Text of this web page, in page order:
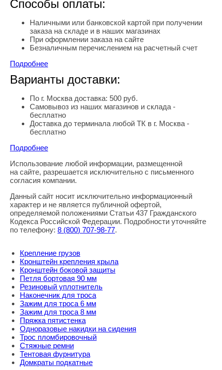
Способы оплаты:
Наличными или банковской картой при получении
заказа на складе и в наших магазинах
При оформлении заказа на сайте
Безналичным перечислением на расчетный счет
Подробнее
Варианты доставки:
По г. Москва доставка: 500 руб.
Самовывоз из наших магазинов и склада -
бесплатно
Доставка до терминала любой ТК в г. Москва -
бесплатно
Подробнее
Правовая информация
Использование любой информации, размещенной
на сайте, разрешается исключительно с письменного
согласия компании.
Данный сайт носит исключительно информационный
характер и не является публичной офертой,
определяемой положениями Статьи 437 Гражданского
Кодекса Российской Федерации. Подробности уточняйте
по телефону: 8 (800) 707-98-77.
Крепление грузов
Кронштейн крепления крыла
Кронштейн боковой защиты
Петля бортовая 90 мм
Резиновый уплотнитель
Наконечник для троса
Зажим для троса 6 мм
Зажим для троса 8 мм
Пряжка пятистенка
Одноразовые накидки на сидения
Трос пломбировочный
Стяжные ремни
Тентовая фурнитура
Домкраты подкатные